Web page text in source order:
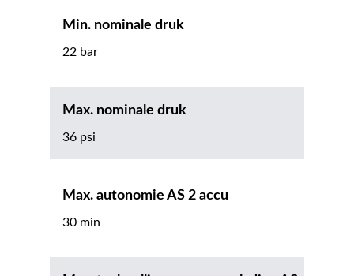
Min. nominale druk
22 bar
Max. nominale druk
36 psi
Max. autonomie AS 2 accu
30 min